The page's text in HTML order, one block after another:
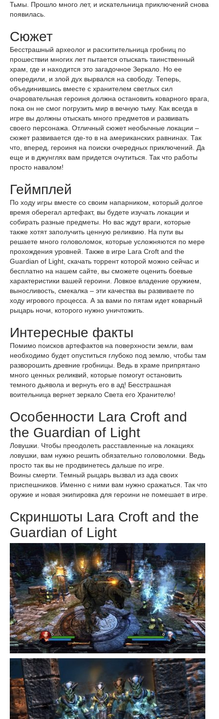
Тьмы. Прошло много лет, и искательница приключений снова
появилась.
Сюжет
Бесстрашный археолог и расхитительница гробниц по
прошествии многих лет пытается отыскать таинственный
храм, где и находится это загадочное Зеркало. Но ее
опередили, и злой дух вырвался на свободу. Теперь,
объединившись вместе с хранителем светлых сил
очаровательная героиня должна остановить коварного врага,
пока он не смог погрузить мир в вечную тьму. Как всегда в
игре вы должны отыскать много предметов и развивать
своего персонажа. Отличный сюжет необычные локации –
сюжет развивается где-то в на американских равнинах. Так
что, вперед, героиня на поиски очередных приключений. Да
еще и в джунглях вам придется очутиться. Так что работы
просто навалом!
Геймплей
По ходу игры вместе со своим напарником, который долгое
время оберегал артефакт, вы будете изучать локации и
собирать разные предметы. Но вас ждут враги, которые
также хотят заполучить ценную реликвию. На пути вы
решаете много головоломок, которые усложняются по мере
прохождения уровней. Также в игре Lara Croft and the
Guardian of Light, скачать торрент которой можно сейчас и
бесплатно на нашем сайте, вы сможете оценить боевые
характеристики вашей героини. Ловкое владение оружием,
выносливость, смекалка – эти качества вы развиваете по
ходу игрового процесса. А за вами по пятам идет коварный
рыцарь ночи, которого нужно уничтожить.
Интересные факты
Помимо поисков артефактов на поверхности земли, вам
необходимо будет опуститься глубоко под землю, чтобы там
разворошить древние гробницы. Ведь в храме припрятано
много ценных реликвий, которые помогут остановить
темного дьявола и вернуть его в ад! Бесстрашная
воительница вернет зеркало Света его Хранителю!
Особенности Lara Croft and
the Guardian of Light
Ловушки. Чтобы преодолеть расставленные на локациях
ловушки, вам нужно решить обязательно головоломки. Ведь
просто так вы не продвинетесь дальше по игре.
Воины смерти. Темный рыцарь вызвал из ада своих
приспешников. Именно с ними вам нужно сражаться. Так что
оружие и новая экипировка для героини не помешает в игре.
Скриншоты Lara Croft and the
Guardian of Light